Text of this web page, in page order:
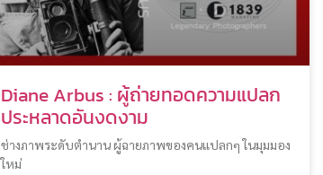
Diane Arbus : ผู้ถ่ายทอดความแปลก
ประหลาดอันงดงาม
ช่างภาพระดับตำนาน ผู้ฉายภาพของคนแปลกๆ ในมุมมอง
ใหม่